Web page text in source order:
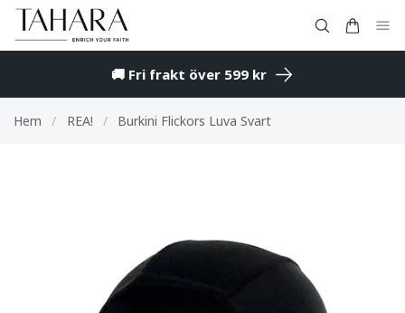
🚚 Fri frakt över 599 kr
Hem / REA! / Burkini Flickors Luva Svart